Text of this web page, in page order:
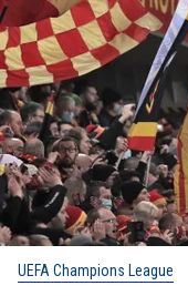
UEFA Champions League